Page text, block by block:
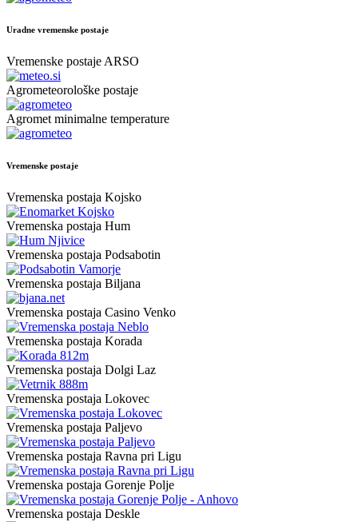
Uradne vremenske postaje
Vremenske postaje ARSO
Agrometeorološke postaje
Agromet minimalne temperature
Vremenske postaje
Vremenska postaja Kojsko
Vremenska postaja Hum
Vremenska postaja Podsabotin
Vremenska postaja Biljana
Vremenska postaja Casino Venko
Vremenska postaja Korada
Vremenska postaja Dolgi Laz
Vremenska postaja Lokovec
Vremenska postaja Paljevo
Vremenska postaja Ravna pri Ligu
Vremenska postaja Gorenje Polje
Vremenska postaja Deskle